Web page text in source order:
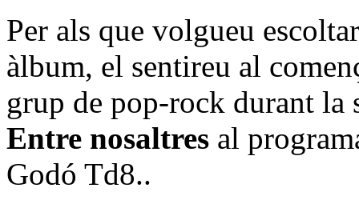
Per als que volgueu
àlbum, el sentireu al
grup de pop-rock durant la
Entre nosaltres al
Godó Td8..